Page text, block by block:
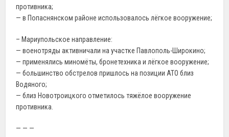
противника;
— в Попаснянском районе использовалось лёгкое вооружение;
– Мариупольское направление:
— военотряды активничали на участке Павлополь-Широкино;
— применялись миномёты, бронетехника и лёгкое вооружение;
— большинство обстрелов пришлось на позиции АТО близ
Водяного;
— близ Новотроицкого отметилось тяжёлое вооружение
противника.
— — —